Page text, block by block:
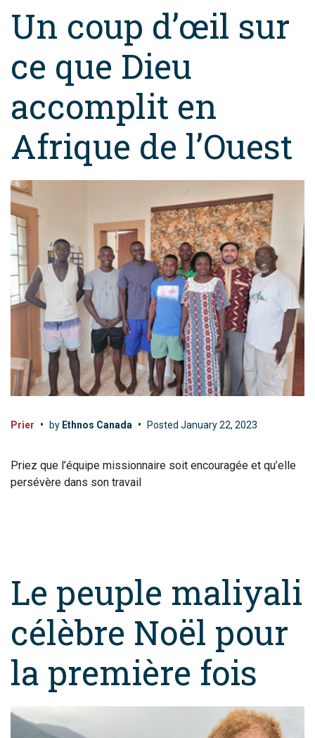
Un coup d’œil sur
ce que Dieu
accomplit en
Afrique de l’Ouest
Prier • by Ethnos Canada • Posted January 22, 2023
Priez que l’équipe missionnaire soit encouragée et qu’elle
persévère dans son travail
Le peuple maliyali
célèbre Noël pour
la première fois